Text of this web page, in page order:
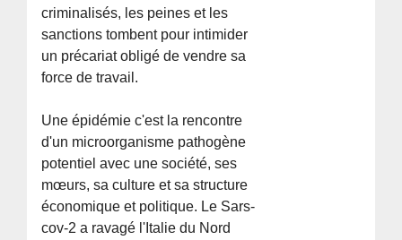
criminalisés, les peines et les
sanctions tombent pour intimider
un précariat obligé de vendre sa
force de travail.
Une épidémie c'est la rencontre
d'un microorganisme pathogène
potentiel avec une société, ses
mœurs, sa culture et sa structure
économique et politique. Le Sars-
cov-2 a ravagé l'Italie du Nord